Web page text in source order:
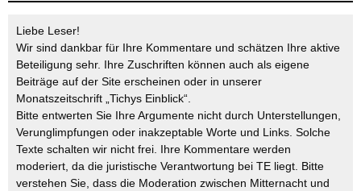
Liebe Leser!
Wir sind dankbar für Ihre Kommentare und schätzen Ihre aktive
Beteiligung sehr. Ihre Zuschriften können auch als eigene
Beiträge auf der Site erscheinen oder in unserer
Monatszeitschrift „Tichys Einblick“.
Bitte entwerten Sie Ihre Argumente nicht durch Unterstellungen,
Verunglimpfungen oder inakzeptable Worte und Links. Solche
Texte schalten wir nicht frei. Ihre Kommentare werden
moderiert, da die juristische Verantwortung bei TE liegt. Bitte
verstehen Sie, dass die Moderation zwischen Mitternacht und